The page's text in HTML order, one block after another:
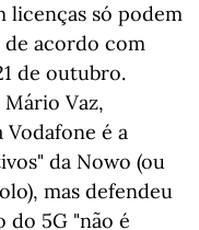
licenças só podem
de acordo com
de outubro.
Vaz,
Vodafone é a
da Nowo (ou
mas defendeu
do 5G "não é